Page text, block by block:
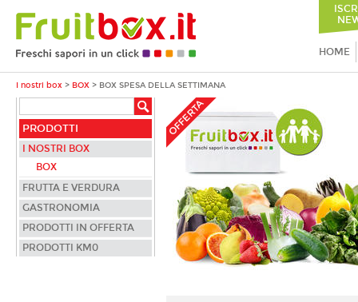
HOME
I nostri box > BOX > BOX SPESA DELLA SETTIMANA
PRODOTTI
I NOSTRI BOX
BOX
FRUTTA E VERDURA
GASTRONOMIA
PRODOTTI IN OFFERTA
PRODOTTI KM0
OFFERTA